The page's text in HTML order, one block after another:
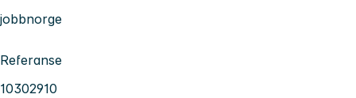
jobbnorge
Referanse
10302910